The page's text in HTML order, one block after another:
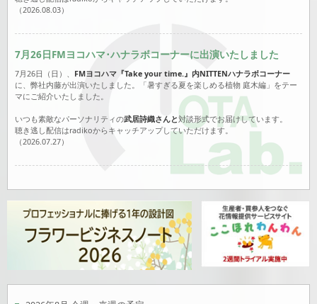
（2026.08.03）
7月26日FMヨコハマ･ハナラボコーナーに出演いたしました
7月26日（日）、 FMヨコハマ『Take your time.』内NITTENハナラボコーナー
に、弊社内藤が出演いたしました。「暑すぎる夏を楽しめる植物 庭木編」をテー
マにご紹介いたしました。
いつも素敵なパーソナリティの武居詩織さんと対談形式でお届けしています。
聴き逃し配信はradikoからキャッチアップしていただけます。
（2026.07.27）
7月19日FMヨコハマ･ハナラボコーナーに出演いたしました
FMヨコハマ『Take your time.』内NITTENハナラボコーナー
に、弊社内藤が出演いたしました。「暑すぎる夏でも楽しめる植物 苗物・花物
編」をテーマにご紹介いたしました。
いつも素敵なパーソナリティの 武居詩織さんと
対談形式でお届けしています。
聴き逃し配信はradikoからキャッチアップしていただけます。